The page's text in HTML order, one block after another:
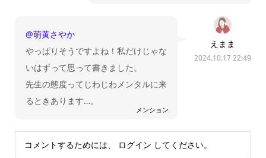
えまま
2024.10.17 22:49
メンション
@萌黄さやか
やっぱりそうですよね！私だけじゃな
いはずって思って書きました。
先生の態度ってじわじわメンタルに来
るときあります…。
コメントするためには、 ログイン してください。